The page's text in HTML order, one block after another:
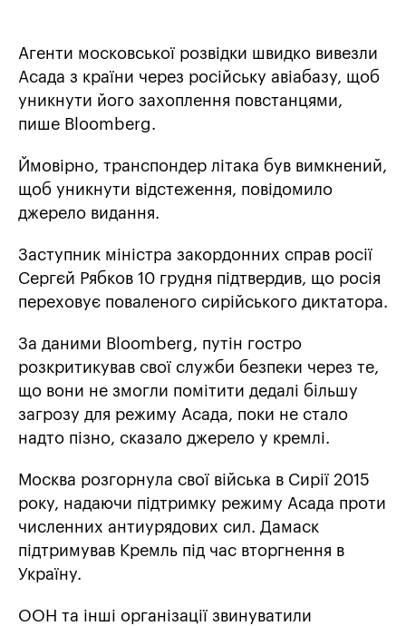
Агенти московської розвідки швидко вивезли
Асада з країни через російську авіабазу, щоб
уникнути його захоплення повстанцями,
пише Bloomberg.
Ймовірно, транспондер літака був вимкнений,
щоб уникнути відстеження, повідомило
джерело видання.
Заступник міністра закордонних справ росії
Сергєй Рябков 10 грудня підтвердив, що росія
переховує поваленого сирійського диктатора.
За даними Bloomberg, путін гостро
розкритикував свої служби безпеки через те,
що вони не змогли помітити дедалі більшу
загрозу для режиму Асада, поки не стало
надто пізно, сказало джерело у кремлі.
Москва розгорнула свої війська в Сирії 2015
року, надаючи підтримку режиму Асада проти
численних антиурядових сил. Дамаск
підтримував Кремль під час вторгнення в
Україну.
ООН та інші організації звинуватили